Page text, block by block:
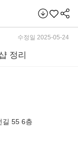
수정일 2025-05-24
정리
길 55 6층